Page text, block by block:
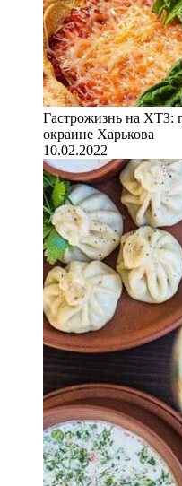
Гастрожизнь на ХТЗ:
окраине Харькова
10.02.2022